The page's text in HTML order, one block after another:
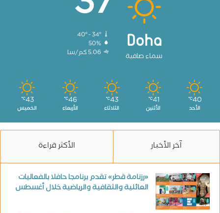
Doha
سماء صافية
50%
5.06 كم/سا
40
℃
الأحد
41
℃
الأثنين
43
℃
الثلاثاء
46
℃
الأربعاء
43
℃
الخميس
آخر الأخبار الأكثر قراءة
«رزنامة قطر» تقدم برنامجا حافلا بالفعاليات
العائلية والثقافية والرياضية خلال أغسطس